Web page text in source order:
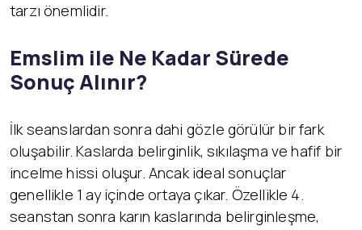
tarzı önemlidir.
Emslim ile Ne Kadar Sürede
Sonuç Alınır?
İlk seanslardan sonra dahi gözle görülür bir fark
oluşabilir. Kaslarda belirginlik, sıkılaşma ve hafif bir
incelme hissi oluşur. Ancak ideal sonuçlar
genellikle 1 ay içinde ortaya çıkar. Özellikle 4.
seanstan sonra karın kaslarında belirginleşme,